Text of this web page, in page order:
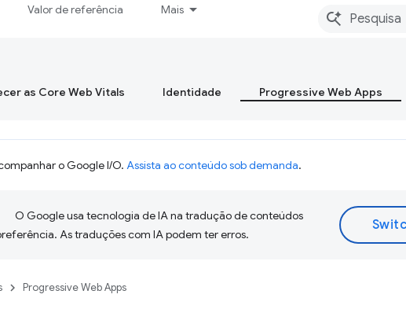
Valor de referência Mais
as Core Web Vitals Identidade Progressive Web Apps
o Google I/O. Assista ao conteúdo sob demanda.
O Google usa tecnologia de IA na tradução de conteúdos
As traduções com IA podem ter erros.
Progressive Web Apps